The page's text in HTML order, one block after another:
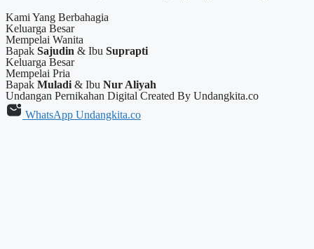
Kami Yang Berbahagia
Keluarga Besar
Mempelai Wanita
Bapak Sajudin & Ibu Suprapti
Keluarga Besar
Mempelai Pria
Bapak Muladi & Ibu Nur Aliyah
Undangan Pernikahan Digital Created By Undangkita.co
WhatsApp Undangkita.co